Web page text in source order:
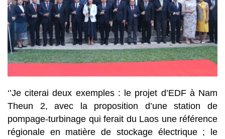
‘’Je citerai deux exemples : le projet d’EDF à Nam
Theun 2, avec la proposition d’une station de
pompage-turbinage qui ferait du Laos une référence
régionale en matière de stockage électrique ; le